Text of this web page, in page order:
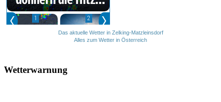
Das aktuelle Wetter in Zelking-Matzleinsdorf
Alles zum Wetter in Österreich
Wetterwarnung